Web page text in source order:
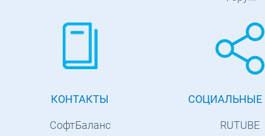
КОНТАКТЫ
СофтБаланс
СОЦИАЛЬНЫЕ
RUTUBE